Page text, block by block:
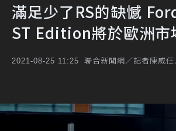
滿足少了RS的缺憾
ST Edition將於歐洲市
2021-08-25 11:25 聯合新聞網／記者陳威